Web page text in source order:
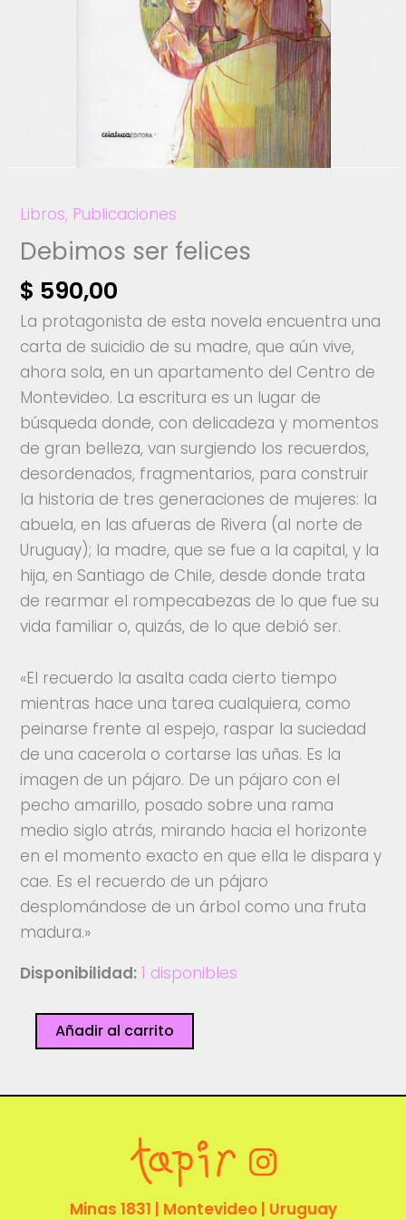
Libros, Publicaciones
Debimos ser felices
$ 590,00
La protagonista de esta novela encuentra una
carta de suicidio de su madre, que aún vive,
ahora sola, en un apartamento del Centro de
Montevideo. La escritura es un lugar de
búsqueda donde, con delicadeza y momentos
de gran belleza, van surgiendo los recuerdos,
desordenados, fragmentarios, para construir
la historia de tres generaciones de mujeres: la
abuela, en las afueras de Rivera (al norte de
Uruguay); la madre, que se fue a la capital, y la
hija, en Santiago de Chile, desde donde trata
de rearmar el rompecabezas de lo que fue su
vida familiar o, quizás, de lo que debió ser.
«El recuerdo la asalta cada cierto tiempo
mientras hace una tarea cualquiera, como
peinarse frente al espejo, raspar la suciedad
de una cacerola o cortarse las uñas. Es la
imagen de un pájaro. De un pájaro con el
pecho amarillo, posado sobre una rama
medio siglo atrás, mirando hacia el horizonte
en el momento exacto en que ella le dispara y
cae. Es el recuerdo de un pájaro
desplomándose de un árbol como una fruta
madura.»
Disponibilidad: 1 disponibles
Debimos
ser
cantidad
Añadir al carrito
Minas 1831 | Montevideo | Uruguay